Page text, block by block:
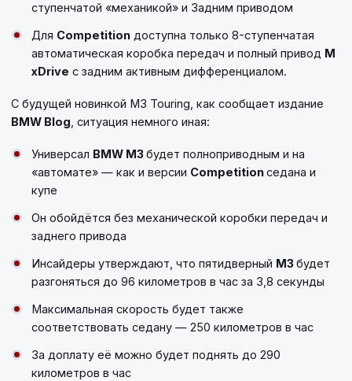
ступенчатой «механикой» и Задним приводом
Для Competition доступна только 8-ступенчатая
автоматическая коробка передач и полный привод M
xDrive с задним активным дифференциалом.
С будущей новинкой M3 Touring, как сообщает издание
BMW Blog , ситуация немного иная:
Универсал BMW M3будет полноприводным и на
«автомате» — как и версии Competitionседана и
купе
Он обойдётся без механической коробки передач и
заднего привода
Инсайдеры утверждают, что пятидверный М3будет
разгоняться до 96 километров в час за 3,8 секунды
Максимальная скорость будет также
соответствовать седану — 250 километров в час
За доплату её можно будет поднять до 290
километров в час